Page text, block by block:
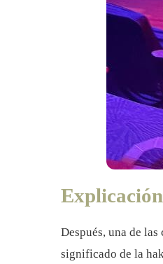
Después, una de
significado de la